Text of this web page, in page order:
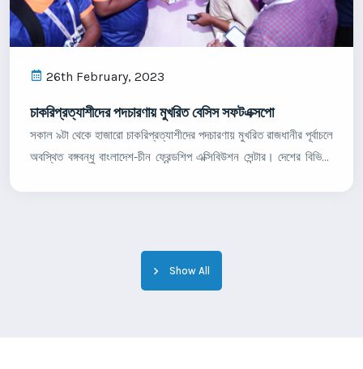
26th February, 2023
চাকরিপ্রত্যাশীদের পদচারণায় মুখরিত বেসিস সফটএক্সপো
সকাল ৯টা থেকে হাজারো চাকরিপ্রত্যাশীদের পদচারণায় মুখরিত রাজধানীর পূর্বাচলে
অবস্থিত বঙ্গবন্ধু বাংলাদেশ-চীন ফ্রেন্ডশিপ এক্সিবিউশন সেন্টার। দেশের বিভিন্ন
Show All